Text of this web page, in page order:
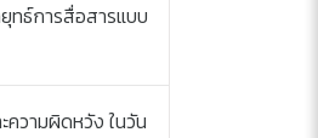
ทธ์การสื่อสารแบบ
วามผิดหวัง ในวัน